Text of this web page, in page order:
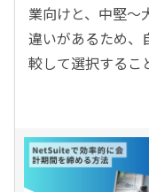
業向けと、中堅～
違いがあるため、
較して選択するこ